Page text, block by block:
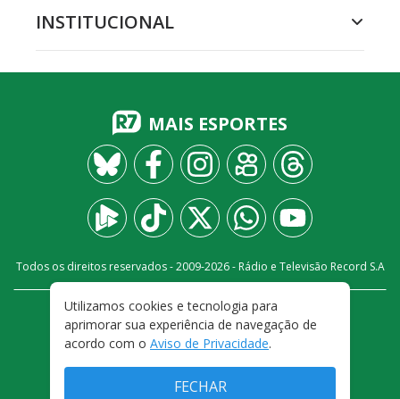
INSTITUCIONAL
MAIS ESPORTES
Todos os direitos reservados - 2009-2026- Rádio e Televisão Record S.A
FALE CONOSCO
PRIVACIDADE
TERMOS E CONDIÇÕES DE USO
Utilizamos cookies e tecnologia para
aprimorar sua experiência de navegação de
acordo com o Aviso de Privacidade.
FECHAR